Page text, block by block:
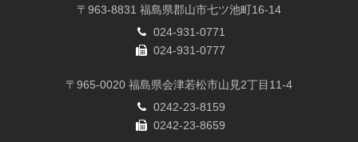
〒963-8831 福島県郡山市七ツ池町16-14
024-931-0771
024-931-0777
〒965-0020 福島県会津若松市山見2丁目11-4
0242-23-8159
0242-23-8659